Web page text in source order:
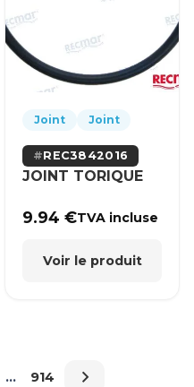
Joint Joint
REC3842016
JOINT TORIQUE
9.94€TVA incluse
Voir le produit
… 914